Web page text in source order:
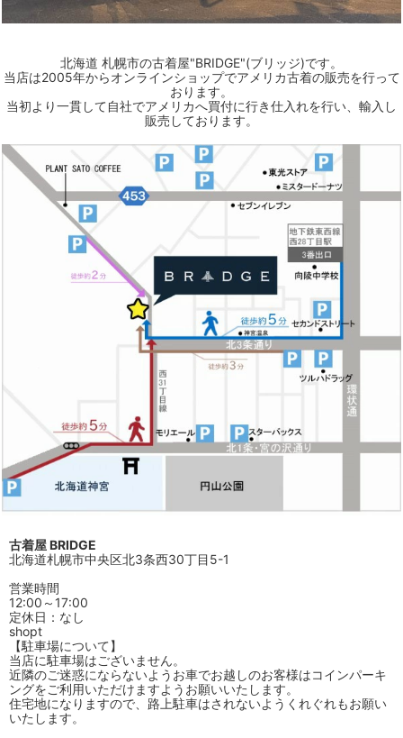
北海道 札幌市の古着屋"BRIDGE"(ブリッジ)です。
当店は2005年からオンラインショップでアメリカ古着の販売を行って
おります。
当初より一貫して自社でアメリカへ買付に行き仕入れを行い、輸入し
販売しております。
古着屋 BRIDGE
北海道札幌市中央区北3条西30丁目5-1
営業時間
12:00～17:00
定休日：なし
shopt
【駐車場について】
当店に駐車場はございません。
近隣のご迷惑にならないようお車でお越しのお客様はコインパーキ
ングをご利用いただけますようお願いいたします。
住宅地になりますので、路上駐車はされないようくれぐれもお願い
いたします。